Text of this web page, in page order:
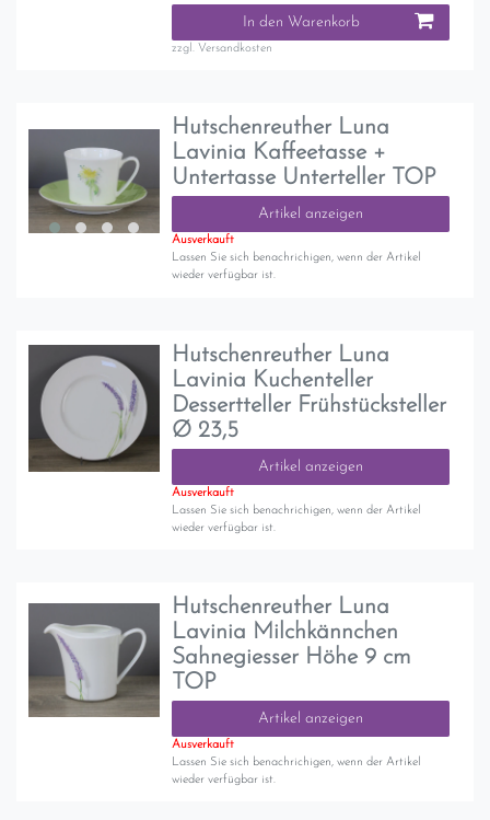
In den Warenkorb
zzgl. Versandkosten
Hutschenreuther Luna
Lavinia Kaffeetasse +
Untertasse Unterteller TOP
Artikel anzeigen
Ausverkauft
Lassen Sie sich benachrichigen, wenn der Artikel
wieder verfügbar ist.
Hutschenreuther Luna
Lavinia Kuchenteller
Dessertteller Frühstücksteller
Ø 23,5
Artikel anzeigen
Ausverkauft
Lassen Sie sich benachrichigen, wenn der Artikel
wieder verfügbar ist.
Hutschenreuther Luna
Lavinia Milchkännchen
Sahnegiesser Höhe 9 cm
TOP
Artikel anzeigen
Ausverkauft
Lassen Sie sich benachrichigen, wenn der Artikel
wieder verfügbar ist.